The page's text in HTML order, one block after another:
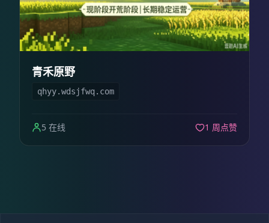
青禾原野
qhyy.wdsjfwq.com
5 在线 1 周点赞